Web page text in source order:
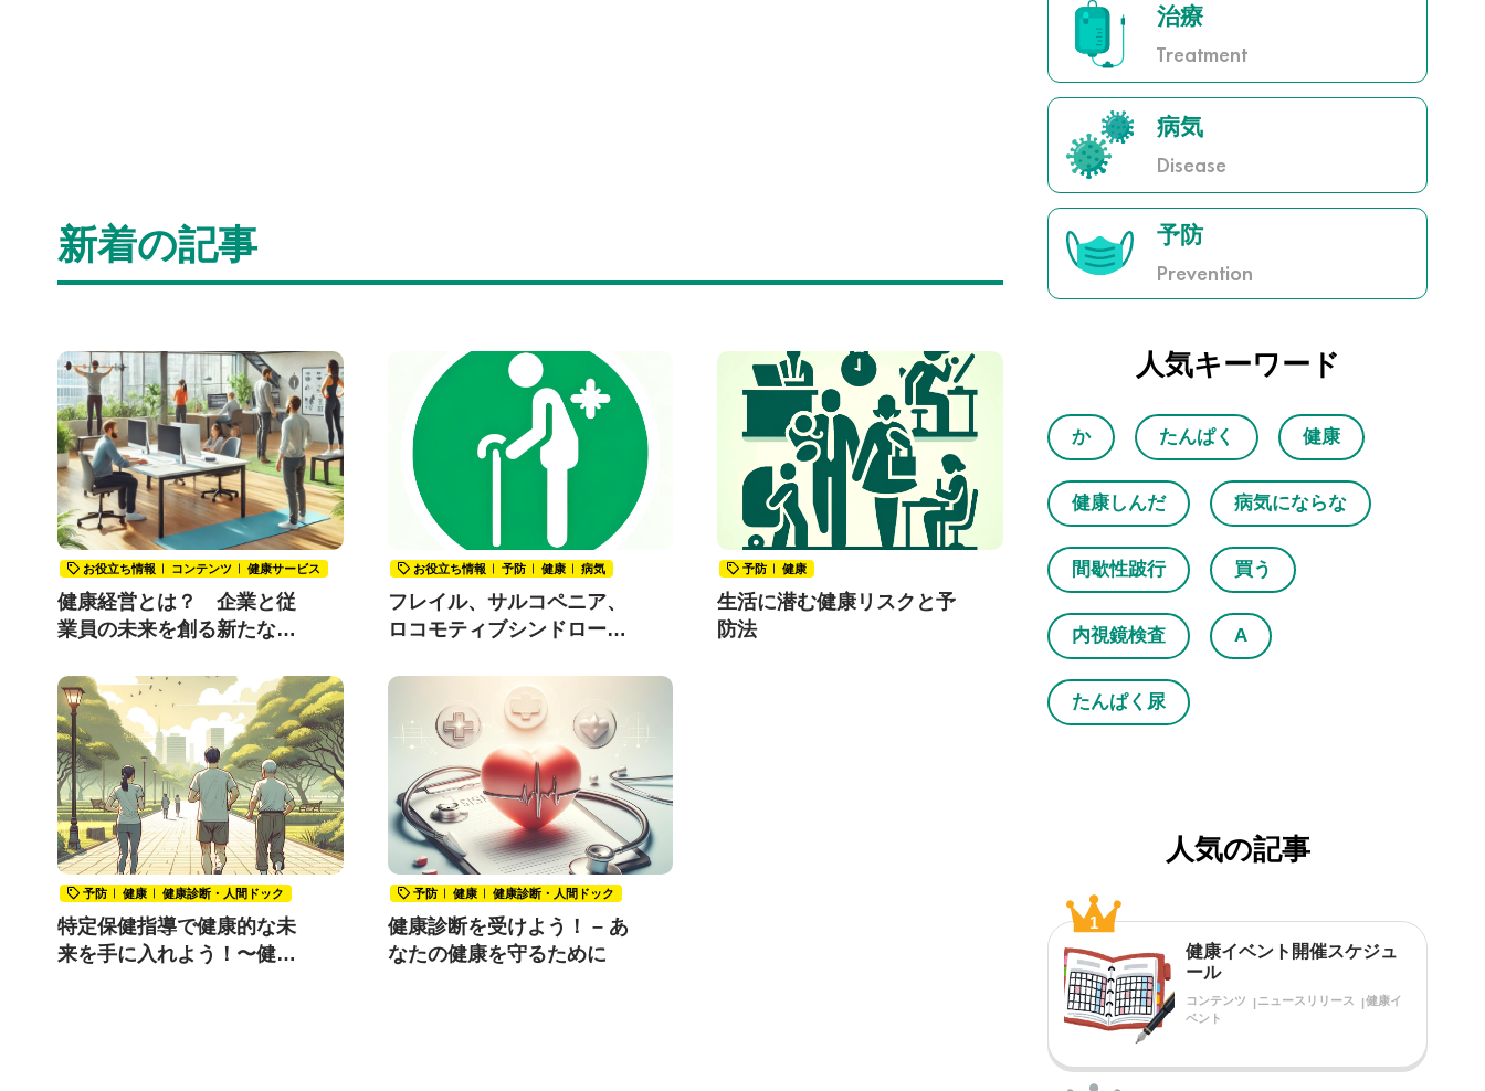
新着の記事
お役立ち情報 コンテンツ 健康サービス
健康経営とは？ 企業と従
業員の未来を創る新たな経
お役立ち情報 予防 健康 病気
フレイル、サルコペニア、
ロコモティブシンドローム
予防 健康
生活に潜む健康リスクと予
防法
予防 健康 健康診断・人間ドック
特定保健指導で健康的な未
来を手に入れよう！〜健診
予防 健康 健康診断・人間ドック
健康診断を受けよう！ – あ
なたの健康を守るために
治療
Treatment
病気
Disease
予防
Prevention
人気キーワード
か たんぱく 健康
健康しんだ 病気にならな
間歇性跛行 買う
内視鏡検査 A
たんぱく尿
人気の記事
1
健康イベント開催スケジュ
ール
コンテンツ ニュースリリース
健康イ
ベント